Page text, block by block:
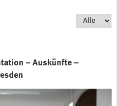
– Auskünfte –